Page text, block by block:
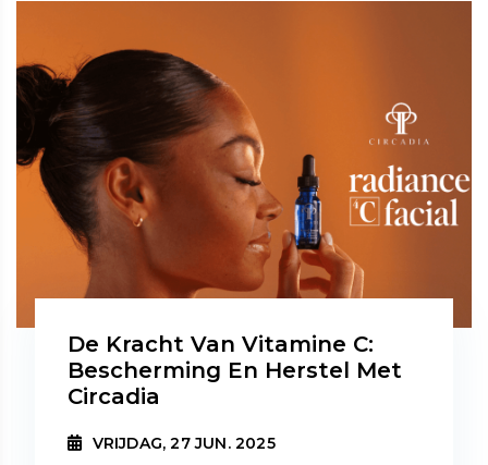
De Kracht Van Vitamine C:
Bescherming En Herstel Met
Circadia
VRIJDAG, 27 JUN. 2025